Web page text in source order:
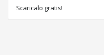
Scaricalo gratis!